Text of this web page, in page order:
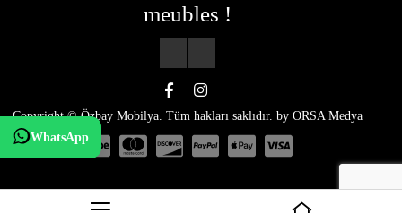
meubles !
Copyright © Özbay Mobilya. Tüm hakları saklıdır. by ORSA Medya
WhatsApp